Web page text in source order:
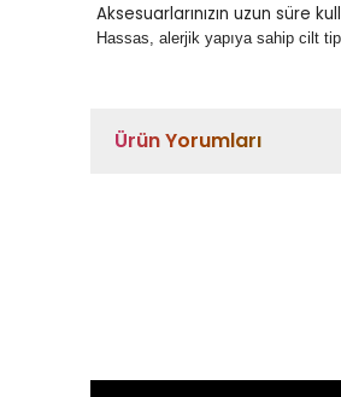
Aksesuarlarınızın uzun süre
Hassas, alerjik yapıya sahip cilt
Ürün Yorumları